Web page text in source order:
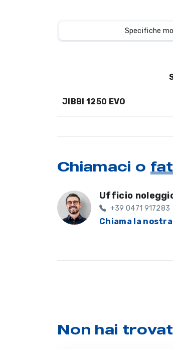
Specifiche
JIBBI 1250 EVO
Chiamaci o
Ufficio
+39 0471 917283
Chiama la
Non hai